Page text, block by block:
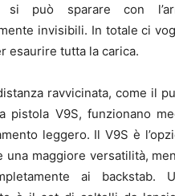
si può sparare con
invisibili. In totale ci
esaurire tutta la carica.
ravvicinata, come il
pistola V9S, funzionano
leggero. Il V9S è
una maggiore versatilità,
ai backstab.